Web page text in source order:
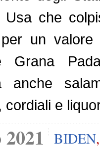
Usa che
un
Grana
anche
cordiali e
BIDEN